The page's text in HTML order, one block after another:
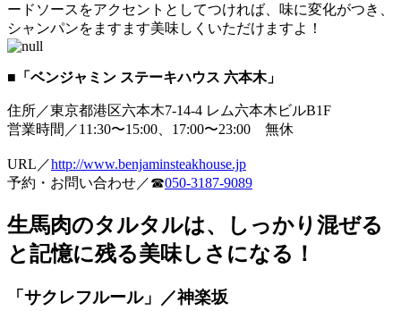
ードソースをアクセントとしてつければ、味に変化がつき、
シャンパンをますます美味しくいただけますよ！
■「ベンジャミン ステーキハウス 六本木」
住所／東京都港区六本木7-14-4 レム六本木ビルB1F
営業時間／11:30〜15:00、17:00〜23:00 無休
URL／http://www.benjaminsteakhouse.jp
予約・お問い合わせ／☎050-3187-9089
生馬肉のタルタルは、しっかり混ぜる
と記憶に残る美味しさになる！
「サクレフルール」／神楽坂